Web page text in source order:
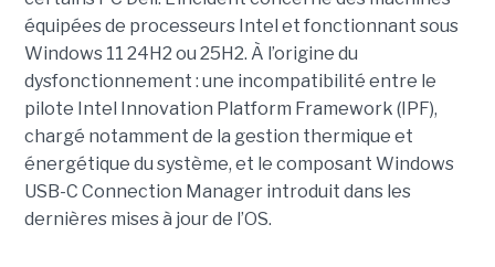
équipées de processeurs Intel et fonctionnant sous
Windows 11 24H2 ou 25H2. À l’origine du
dysfonctionnement : une incompatibilité entre le
pilote Intel Innovation Platform Framework (IPF),
chargé notamment de la gestion thermique et
énergétique du système, et le composant Windows
USB-C Connection Manager introduit dans les
dernières mises à jour de l’OS.